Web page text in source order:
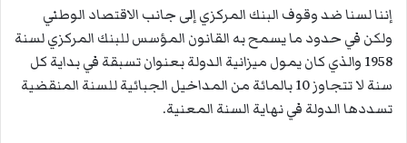
إننا لسنا ضد وقوف البنك المركزي إلى جانب الاقتصاد الوطني
ولكن في حدود ما يسمح به القانون المؤسس للبنك المركزي لسنة
1958 والذي كان يمول ميزانية الدولة بعنوان تسبقة في بداية كل
سنة لا تتجاوز 10 بالمائة من المداخيل الجبائية للسنة المنقضية
تسددها الدولة في نهاية السنة المعنية.